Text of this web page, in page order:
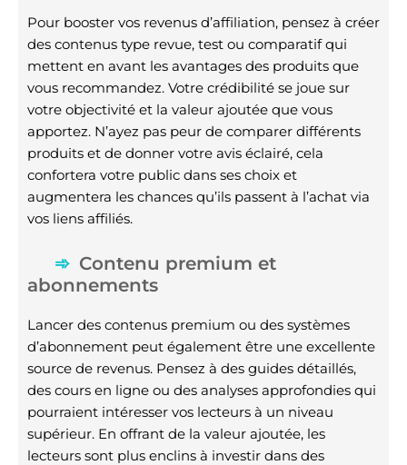
Pour booster vos revenus d’affiliation, pensez à créer
des contenus type revue, test ou comparatif qui
mettent en avant les avantages des produits que
vous recommandez. Votre crédibilité se joue sur
votre objectivité et la valeur ajoutée que vous
apportez. N’ayez pas peur de comparer différents
produits et de donner votre avis éclairé, cela
confortera votre public dans ses choix et
augmentera les chances qu’ils passent à l’achat via
vos liens affiliés.
Contenu premium et
abonnements
Lancer des contenus premium ou des systèmes
d’abonnement peut également être une excellente
source de revenus. Pensez à des guides détaillés,
des cours en ligne ou des analyses approfondies qui
pourraient intéresser vos lecteurs à un niveau
supérieur. En offrant de la valeur ajoutée, les
lecteurs sont plus enclins à investir dans des